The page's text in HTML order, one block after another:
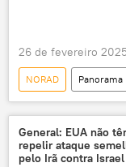
26 de fevereiro
NORAD
Américas
Alabama
Congresso
General: EUA não
repelir ataque
pelo Irã contra Israel